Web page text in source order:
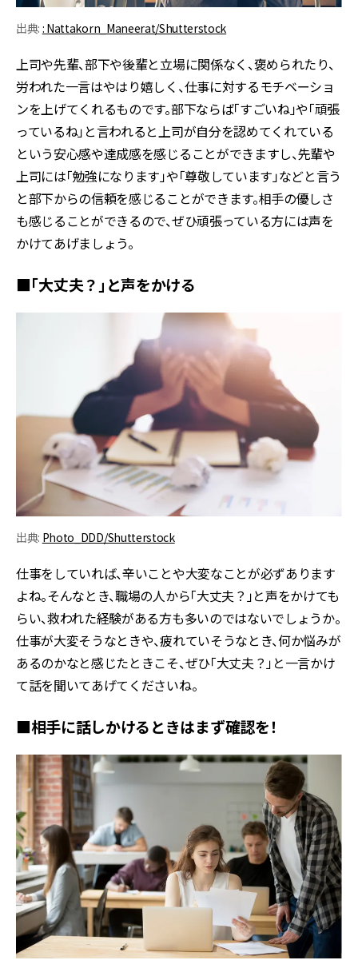
出典: : Nattakorn_Maneerat/Shutterstock
上司や先輩、部下や後輩と立場に関係なく、褒められたり、
労われた一言はやはり嬉しく、仕事に対するモチベーショ
ンを上げてくれるものです。部下ならば「すごいね」や「頑張
っているね」と言われると上司が自分を認めてくれている
という安心感や達成感を感じることができますし、先輩や
上司には「勉強になります」や「尊敬しています」などと言う
と部下からの信頼を感じることができます。相手の優しさ
も感じることができるので、ぜひ頑張っている方には声を
かけてあげましょう。
■「大丈夫？」と声をかける
出典: Photo_DDD/Shutterstock
仕事をしていれば、辛いことや大変なことが必ずあります
よね。そんなとき、職場の人から「大丈夫？」と声をかけても
らい、救われた経験がある方も多いのではないでしょうか。
仕事が大変そうなときや、疲れていそうなとき、何か悩みが
あるのかなと感じたときこそ、ぜひ「大丈夫？」と一言かけ
て話を聞いてあげてくださいね。
■相手に話しかけるときはまず確認を！